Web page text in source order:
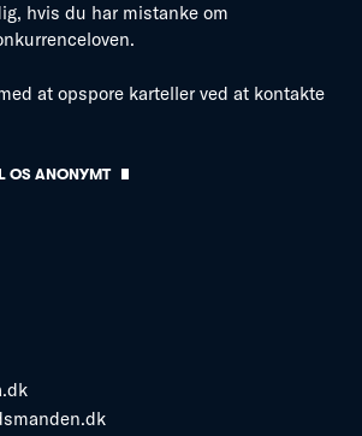
hvis du har mistanke om
at opspore karteller ved at kontakte
OS ANONYMT